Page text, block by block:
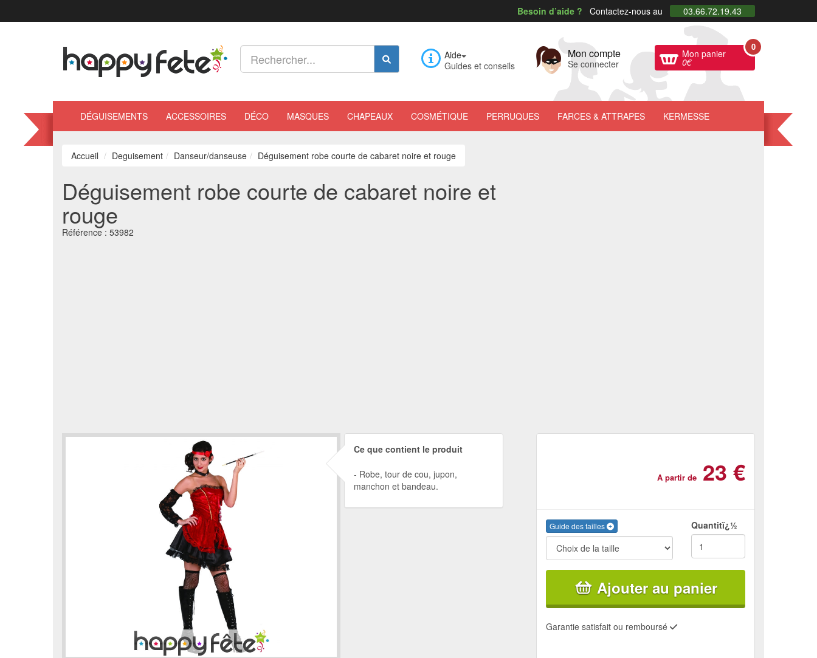
Besoin d’aide ? Contactez-nous au 03.66.72.19.43
Aide
Guides et conseils
Mon compte
Se connecter
Mon panier
0€
0
DÉGUISEMENTS ACCESSOIRES DÉCO MASQUES CHAPEAUX COSMÉTIQUE PERRUQUES FARCES & ATTRAPES KERMESSE
Accueil Deguisement Danseur/danseuse Déguisement robe courte de cabaret noire et rouge
Déguisement robe courte de cabaret noire et
rouge
Référence : 53982
Ce que contient le produit
Robe, tour de cou, jupon,
manchon et bandeau.
A partir de 23 €
Guide des tailles Quantitï¿½
Ajouter au panier
Garantie satisfait ou remboursé